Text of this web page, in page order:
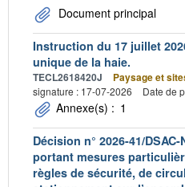
Document principal
Instruction du 17 juillet
unique de la haie.
TECL2618420J Paysage et
signature : 17-07-2026
Date de
Annexe(s) : 1
Décision n° 2026-41/
portant mesures
règles de sécurité, de